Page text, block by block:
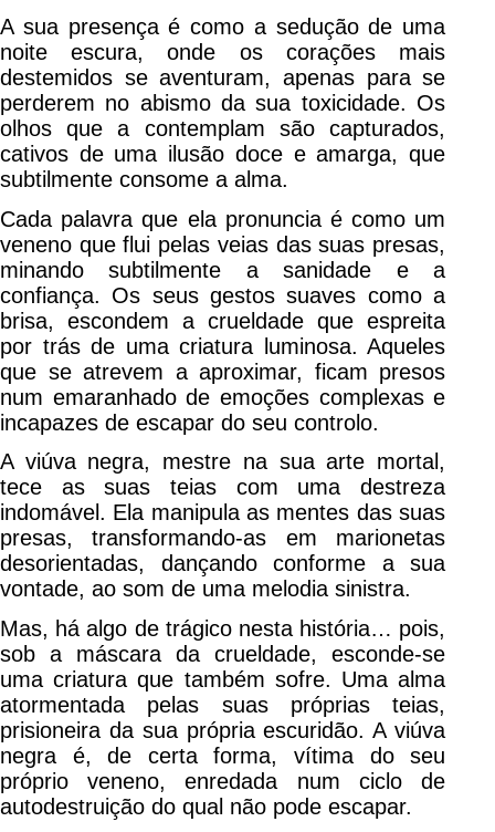
A sua presença é como a sedução de uma
noite escura, onde os corações mais
destemidos se aventuram, apenas para se
perderem no abismo da sua toxicidade. Os
olhos que a contemplam são capturados,
cativos de uma ilusão doce e amarga, que
subtilmente consome a alma.
Cada palavra que ela pronuncia é como um
veneno que flui pelas veias das suas presas,
minando subtilmente a sanidade e a
confiança. Os seus gestos suaves como a
brisa, escondem a crueldade que espreita
por trás de uma criatura luminosa. Aqueles
que se atrevem a aproximar, ficam presos
num emaranhado de emoções complexas e
incapazes de escapar do seu controlo.
A viúva negra, mestre na sua arte mortal,
tece as suas teias com uma destreza
indomável. Ela manipula as mentes das suas
presas, transformando-as em marionetas
desorientadas, dançando conforme a sua
vontade, ao som de uma melodia sinistra.
Mas, há algo de trágico nesta história… pois,
sob a máscara da crueldade, esconde-se
uma criatura que também sofre. Uma alma
atormentada pelas suas próprias teias,
prisioneira da sua própria escuridão. A viúva
negra é, de certa forma, vítima do seu
próprio veneno, enredada num ciclo de
autodestruição do qual não pode escapar.